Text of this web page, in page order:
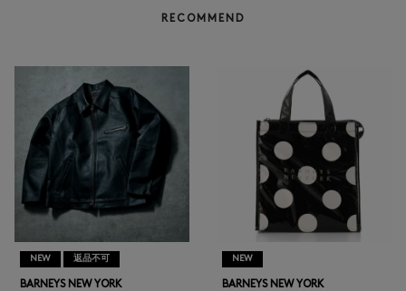
RECOMMEND
NEW 返品不可
BARNEYS NEW YORK
NEW
BARNEYS NEW YORK